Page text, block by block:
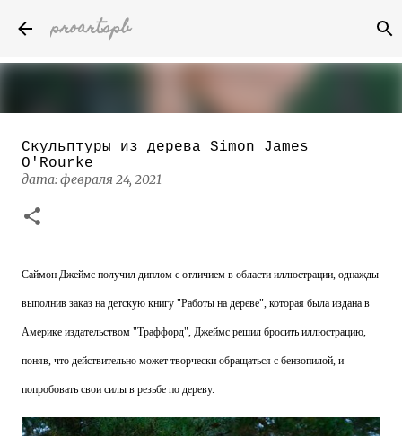
proartspb
Бумажные скульптуры канадского
художника Келвина Николса (Calvin
Nicholls)
Скульптуры из дерева Simon James
O'Rourke
дата:февраля 24, 2021
Саймон Джеймс получил диплом с отличием в области иллюстрации, однажды
выполнив заказ на детскую книгу "Работы на дереве", которая была издана в
Америке издательством "Траффорд", Джеймс решил бросить иллюстрацию,
поняв, что действительно может творчески обращаться с бензопилой, и
попробовать свои силы в резьбе по дереву.